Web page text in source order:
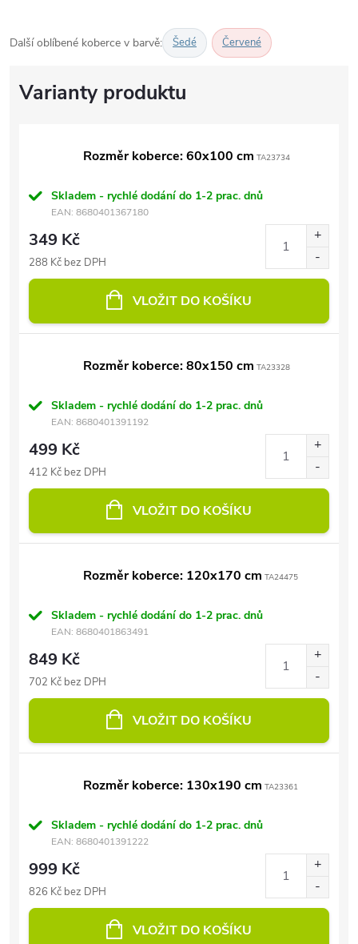
Další oblíbené koberce v barvě: Šedé Červené
Rozměr koberce: 60x100 cm TA23734
Skladem - rychlé dodání do 1-2 prac. dnů
EAN: 8680401367180
349 Kč
288 Kč bez DPH
VLOŽIT DO KOŠÍKU
Rozměr koberce: 80x150 cm TA23328
Skladem - rychlé dodání do 1-2 prac. dnů
EAN: 8680401391192
499 Kč
412 Kč bez DPH
VLOŽIT DO KOŠÍKU
Rozměr koberce: 120x170 cm TA24475
Skladem - rychlé dodání do 1-2 prac. dnů
EAN: 8680401863491
849 Kč
702 Kč bez DPH
VLOŽIT DO KOŠÍKU
Rozměr koberce: 130x190 cm TA23361
Skladem - rychlé dodání do 1-2 prac. dnů
EAN: 8680401391222
999 Kč
826 Kč bez DPH
VLOŽIT DO KOŠÍKU